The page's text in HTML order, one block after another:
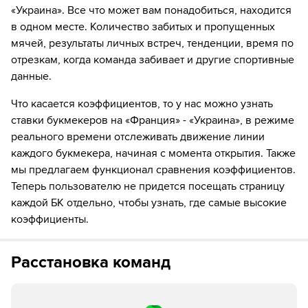
11´
Украина совершает вбрасывание на своей половине
поля
12´ Франция совершает вбрасывание на своей половине
поля
противника
13´ Райан Шерки не смог попасть в створ ударом издали
Удар от ворот произведет Украина
14´ Судья сигнализирует, что Алексей Гуцуляк из команды
Украина поставил подножку. Пострадал Люка Динь
16´ Украина совершает вбрасывание на своей половине
«Украина». Все что может вам понадобиться, находится
в одном месте. Количество забитых и пропущенных
мячей, результаты личных встреч, тенденции, время по
отрезкам, когда команда забивает и другие спортивные
данные.
Что касается коэффициентов, то у нас можно узнать
ставки букмекеров на «Франция» - «Украина», в режиме
реального времени отслеживать движение линии
каждого букмекера, начиная с момента открытия. Также
мы предлагаем функционал сравнения коэффициентов.
Теперь пользователю не придется посещать страницу
каждой БК отдельно, чтобы узнать, где самые высокие
коэффициенты.
Расстановка команд